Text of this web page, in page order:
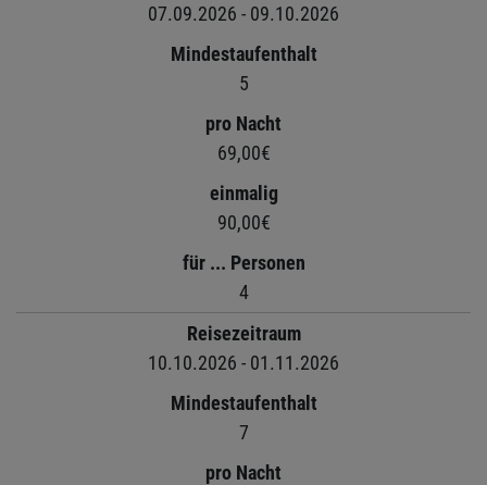
07.09.2026 - 09.10.2026
Mindestaufenthalt
5
pro Nacht
69,00€
einmalig
90,00€
für ... Personen
4
Reisezeitraum
10.10.2026 - 01.11.2026
Mindestaufenthalt
7
pro Nacht